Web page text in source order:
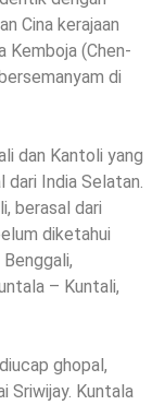
Cina kerajaan
Kemboja (Chen-
di
dan Kantoli yang
India Selatan.
berasal dari
diketahui
– Kuntali,
ghopal,
Sriwijay. Kuntala